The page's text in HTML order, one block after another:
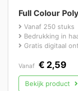
Full Colour
Vanaf 250 stuks
Bedrukking in
Gratis digitaal
Vanaf € 2,59
Bekijk product